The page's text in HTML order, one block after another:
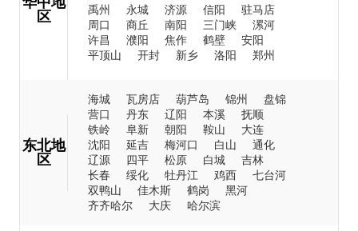
区
禹州
永城 济源 信阳
驻马店
周口
商丘 南阳 三门峡
漯河
许昌
濮阳 焦作 鹤壁
安阳
平顶山
开封 新乡 洛阳 郑州
东北地
区
海城 瓦房店 葫芦岛 锦州
盘锦
营口
丹东 辽阳 本溪
抚顺
铁岭
阜新 朝阳 鞍山
大连
沈阳
延吉 梅河口 白山
通化
辽源
四平 松原 白城
吉林
长春
绥化 牡丹江 鸡西
七台河
双鸭山
佳木斯 鹤岗
黑河
齐齐哈尔
大庆 哈尔滨